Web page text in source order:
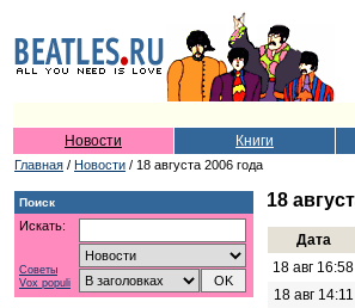
Новости Книги
Главная / Новости / 18 августа 2006 года
Поиск
Искать:
Советы
Vox populi
18
Дата
18 авг 16:58
18 авг 14:11